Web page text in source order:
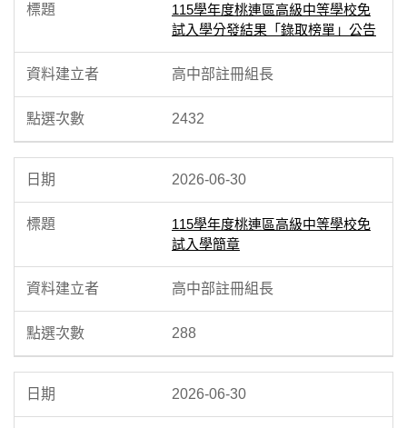
115學年度桃連區高級中等學校免
試入學分發結果「錄取榜單」公告
高中部註冊組長
2432
2026-06-30
115學年度桃連區高級中等學校免
試入學簡章
高中部註冊組長
288
2026-06-30